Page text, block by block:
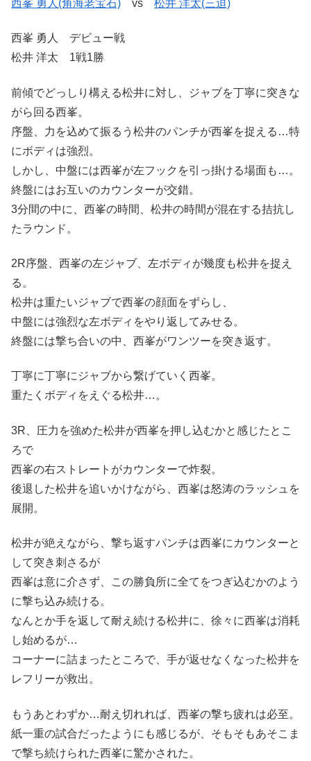
西峯 勇人(角海老宝石) vs 松井 洋太(三迫)
西峯 勇人 デビュー戦
松井 洋太 1戦1勝
前傾でどっしり構える松井に対し、ジャブを丁寧に突きな
がら回る西峯。
序盤、力を込めて振るう松井のパンチが西峯を捉える…特
にボディは強烈。
しかし、中盤には西峯が左フックを引っ掛ける場面も…。
終盤にはお互いのカウンターが交錯。
3分間の中に、西峯の時間、松井の時間が混在する拮抗し
たラウンド。
2R序盤、西峯の左ジャブ、左ボディが幾度も松井を捉え
る。
松井は重たいジャブで西峯の顔面をずらし、
中盤には強烈な左ボディをやり返してみせる。
終盤には撃ち合いの中、西峯がワンツーを突き返す。
丁寧に丁寧にジャブから繋げていく西峯。
重たくボディをえぐる松井…。
3R、圧力を強めた松井が西峯を押し込むかと感じたとこ
ろで
西峯の右ストレートがカウンターで炸裂。
後退した松井を追いかけながら、西峯は怒涛のラッシュを
展開。
松井が絶えながら、撃ち返すパンチは西峯にカウンターと
して突き刺さるが
西峯は意に介さず、この勝負所に全てをつぎ込むかのよう
に撃ち込み続ける。
なんとか手を返して耐え続ける松井に、徐々に西峯は消耗
し始めるが…
コーナーに詰まったところで、手が返せなくなった松井を
レフリーが救出。
もうあとわずか…耐え切れれば、西峯の撃ち疲れは必至。
紙一重の試合だったようにも感じるが、そもそもあそこま
で撃ち続けられた西峯に驚かされた。